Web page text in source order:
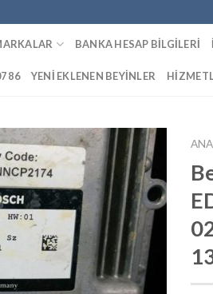
BANKA HESAP BILGILERI
86 YENI EKLENEN BEYINLER
İstek
Listeme
Ekle